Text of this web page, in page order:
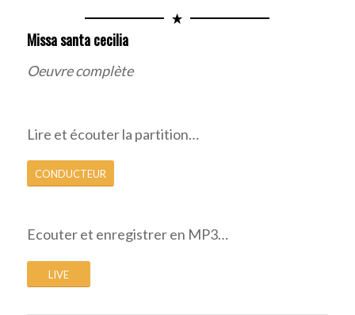
Missa santa cecilia
Oeuvre complète
Lire et écouter la partition…
CONDUCTEUR
Ecouter et enregistrer en MP3…
LIVE